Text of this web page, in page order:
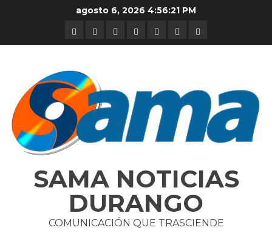
agosto 6, 2026 4:56:22 PM
DURANGO
NACIONAL
INTERNACIONAL
DEPORTES
ENTRETENIMIENTO
CIENCIA
Y
OPINION
SAMA NOTICIAS
DURANGO
COMUNICACIÓN QUE TRASCIENDE